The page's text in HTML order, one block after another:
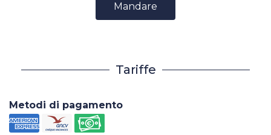
Mandare
Tariffe
Metodi di pagamento